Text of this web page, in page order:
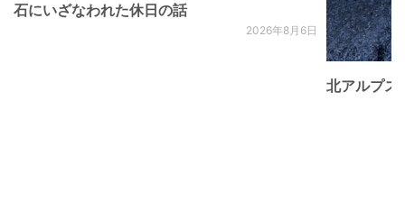
石にいざなわれた休日の話
2026年8月6日
北アルプ